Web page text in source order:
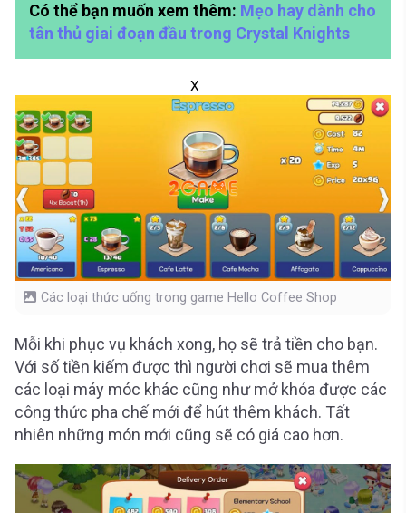
Có thể bạn muốn xem thêm: Mẹo hay dành cho
tân thủ giai đoạn đầu trong Crystal Knights
X
Các loại thức uống trong game Hello Coffee Shop
Mỗi khi phục vụ khách xong, họ sẽ trả tiền cho bạn.
Với số tiền kiếm được thì người chơi sẽ mua thêm
các loại máy móc khác cũng như mở khóa được các
công thức pha chế mới để hút thêm khách. Tất
nhiên những món mới cũng sẽ có giá cao hơn.